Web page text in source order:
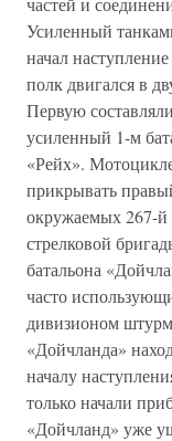
Усиленный
начал
полк двигался в
Первую
усиленный 1-м
«Рейх».
прикрывать
окружаемых 267-й
стрелковой
батальона
часто
дивизионом
«Дойчланда»
началу
только начали
«Дойчланд» уже